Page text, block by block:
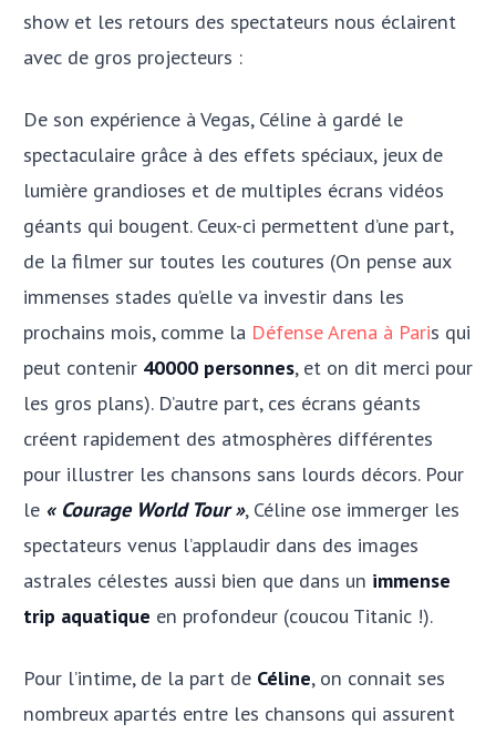
show et les retours des spectateurs nous éclairent
avec de gros projecteurs :
De son expérience à Vegas, Céline à gardé le
spectaculaire grâce à des effets spéciaux, jeux de
lumière grandioses et de multiples écrans vidéos
géants qui bougent. Ceux-ci permettent d’une part,
de la filmer sur toutes les coutures (On pense aux
immenses stades qu’elle va investir dans les
prochains mois, comme la Défense Arena à Paris qui
peut contenir 40000 personnes, et on dit merci pour
les gros plans). D’autre part, ces écrans géants
créent rapidement des atmosphères différentes
pour illustrer les chansons sans lourds décors. Pour
le « Courage World Tour », Céline ose immerger les
spectateurs venus l’applaudir dans des images
astrales célestes aussi bien que dans un immense
trip aquatique en profondeur (coucou Titanic !).
Pour l’intime, de la part de Céline, on connait ses
nombreux apartés entre les chansons qui assurent